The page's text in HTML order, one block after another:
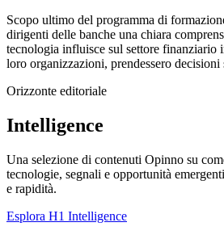
Scopo ultimo del programma di
dirigenti delle banche una chiara
tecnologia influisce sul settore finanziario
loro organizzazioni, prendessero decisioni
Orizzonte editoriale
Intelligence
Una selezione di contenuti Opinno su
tecnologie, segnali e opportunità
e rapidità.
Esplora H1 Intelligence